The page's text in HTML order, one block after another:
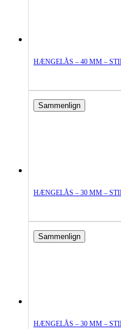
HÆNGELÅS – 40 MM –
Sammenlign
HÆNGELÅS – 30 MM –
Sammenlign
HÆNGELÅS – 30 MM –